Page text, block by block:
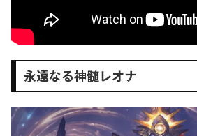
永遠なる神髄レオナ